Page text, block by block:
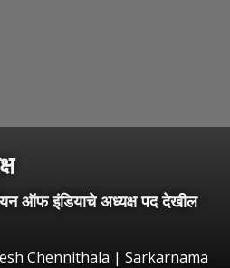
ऑफ इंडियाचे अध्यक्ष पद देखील
Chennithala | Sarkarnama